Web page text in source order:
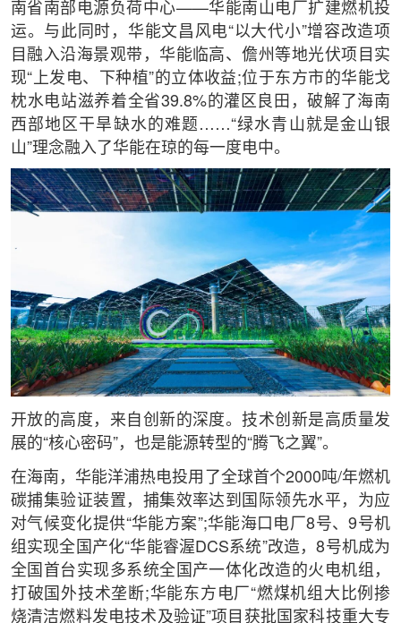
南省南部电源负荷中心——华能南山电厂扩建燃机投
运。与此同时，华能文昌风电“以大代小”增容改造项
目融入沿海景观带，华能临高、儋州等地光伏项目实
现“上发电、下种植”的立体收益;位于东方市的华能戈
枕水电站滋养着全省39.8%的灌区良田，破解了海南
西部地区干旱缺水的难题……“绿水青山就是金山银
山”理念融入了华能在琼的每一度电中。
开放的高度，来自创新的深度。技术创新是高质量发
展的“核心密码”，也是能源转型的“腾飞之翼”。
在海南，华能洋浦热电投用了全球首个2000吨/年燃机
碳捕集验证装置，捕集效率达到国际领先水平，为应
对气候变化提供“华能方案”;华能海口电厂8号、9号机
组实现全国产化“华能睿渥DCS系统”改造，8号机成为
全国首台实现多系统全国产一体化改造的火电机组，
打破国外技术垄断;华能东方电厂“燃煤机组大比例掺
烧清洁燃料发电技术及验证”项目获批国家科技重大专